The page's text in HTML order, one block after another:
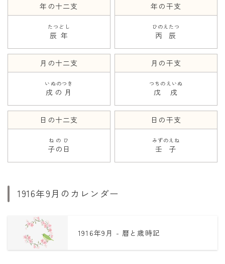
年の十二支
辰年
たつどし
年の干支
丙辰
ひのえたつ
月の十二支
戌の月
いぬのつき
月の干支
戊戌
つちのえいぬ
日の十二支
子の日
ねのひ
日の干支
壬子
みずのえね
1916年9月のカレンダー
1916年9月 - 暦と歳時記